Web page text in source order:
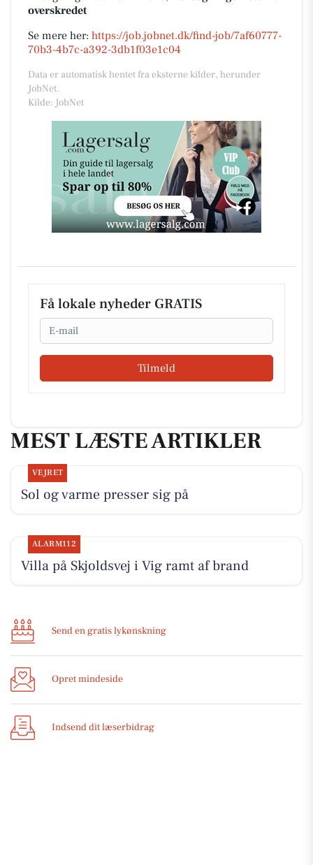
overskredet
Se mere her: https://job.jobnet.dk/find-job/7af60777-
70b3-4b7c-a392-3db1f03e1c04
Data er automatisk hentet fra eksterne kilder, herunder
JobNet.
Kilde: JobNet
Få lokale nyheder GRATIS
Email
Tilmeld
MEST LÆSTE ARTIKLER
VEJRET
Sol og varme presser sig på
ALARM112
Villa på Skjoldsvej i Vig ramt af brand
Send en gratis lykønskning
Opret mindeside
Indsend dit læserbidrag